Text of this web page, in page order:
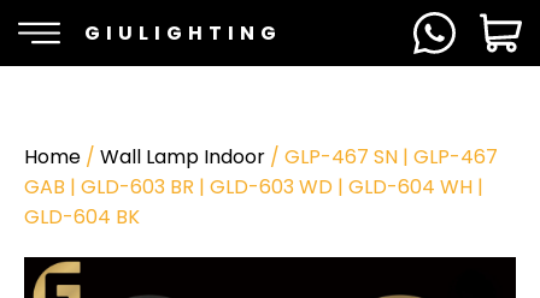
GIULIGHTING
Home / Wall Lamp Indoor / GLP-467 SN | GLP-467
GAB | GLD-603 BR | GLD-603 WD | GLD-604 WH |
GLD-604 BK